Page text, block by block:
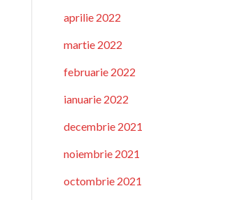
aprilie 2022
martie 2022
februarie 2022
ianuarie 2022
decembrie 2021
noiembrie 2021
octombrie 2021